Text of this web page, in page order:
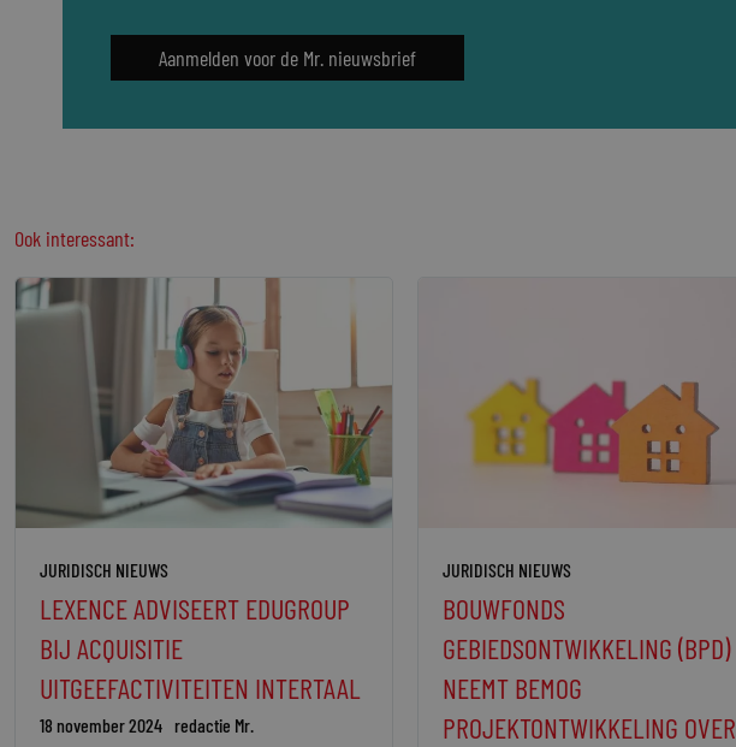
Aanmelden voor de Mr. nieuwsbrief
Ook interessant:
JURIDISCH NIEUWS
LEXENCE ADVISEERT EDUGROUP
BIJ ACQUISITIE
UITGEEFACTIVITEITEN INTERTAAL
18 november 2024 redactie Mr.
JURIDISCH NIEUWS
BOUWFONDS
GEBIEDSONTWIKKELING (BPD)
NEEMT BEMOG
PROJEKTONTWIKKELING OVER